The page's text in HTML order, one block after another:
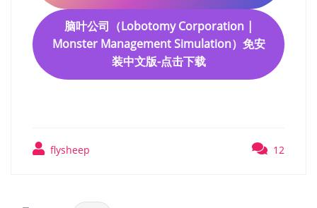
脑叶公司（Lobotomy Corporation |
Monster Management Simulation）免安
装中文版-点击下载
flysheep 12